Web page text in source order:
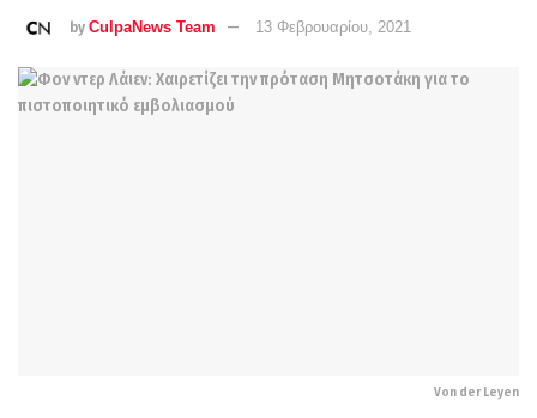
by CulpaNews Team 13 Φεβρουαρίου, 2021
Von der Leyen